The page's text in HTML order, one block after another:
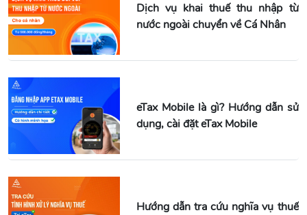
Dịch vụ khai thuế thu nhập từ
nước ngoài chuyển về Cá Nhân
eTax Mobile là gì? Hướng dẫn sử
dụng, cài đặt eTax Mobile
Hướng dẫn tra cứu nghĩa vụ thuế